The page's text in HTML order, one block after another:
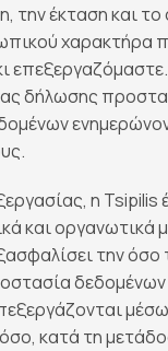
την έκταση και
χαρακτήρα
δήλωσης
η Tsipilis
και οργανωτικά
την όσο
κατά τη